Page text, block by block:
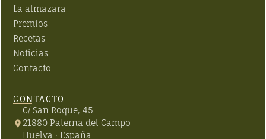
La almazara
Premios
Recetas
Noticias
Contacto
CONTACTO
C/ San Roque, 45
21880 Paterna del Campo
Huelva · España